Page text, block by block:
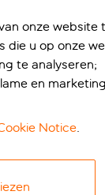
onze website
die u op onze
te analyseren;
en
Notice.